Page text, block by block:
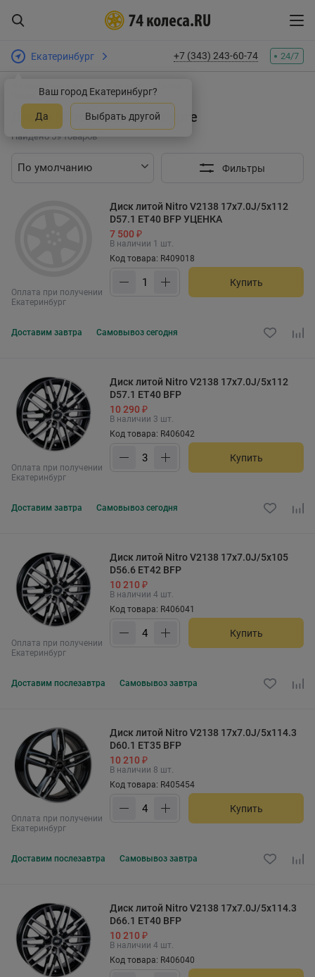
Екатеринбург
Ваш город Екатеринбург?
Да Выбрать другой
+7 (343) 243-60-74 24/7
Интернет-магазин шин и дисков
Поиск дисков по параметрам:
Диски Nitro в Екатеринбурге
Найдено 59 товаров
Фильтры
Оплата при получении
Екатеринбург
Диск литой Nitro V2138 17x7.0J/5x112
D57.1 ET40 BFP УЦЕНКА
7 500 ₽
В наличии 1 шт.
Код товара: R409018
Купить
Доставим завтра Самовывоз сегодня
Оплата при получении
Екатеринбург
Диск литой Nitro V2138 17x7.0J/5x112
D57.1 ET40 BFP
10 290 ₽
В наличии 3 шт.
Код товара: R406042
Купить
Доставим завтра Самовывоз сегодня
Оплата при получении
Екатеринбург
Диск литой Nitro V2138 17x7.0J/5x105
D56.6 ET42 BFP
10 210 ₽
В наличии 4 шт.
Код товара: R406041
Купить
Доставим послезавтра Самовывоз завтра
Оплата при получении
Екатеринбург
Диск литой Nitro V2138 17x7.0J/5x114.3
D60.1 ET35 BFP
10 210 ₽
В наличии 8 шт.
Код товара: R405454
Купить
Доставим послезавтра Самовывоз завтра
Диск литой Nitro V2138 17x7.0J/5x114.3
D66.1 ET40 BFP
10 210 ₽
В наличии 4 шт.
Код товара: R406040